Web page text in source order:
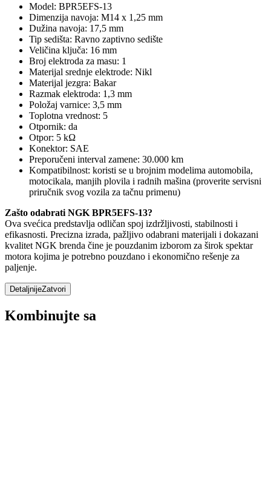
Model: BPR5EFS-13
Dimenzija navoja: M14 x 1,25 mm
Dužina navoja: 17,5 mm
Tip sedišta: Ravno zaptivno sedište
Veličina ključa: 16 mm
Broj elektroda za masu: 1
Materijal srednje elektrode: Nikl
Materijal jezgra: Bakar
Razmak elektroda: 1,3 mm
Položaj varnice: 3,5 mm
Toplotna vrednost: 5
Otpornik: da
Otpor: 5 kΩ
Konektor: SAE
Preporučeni interval zamene: 30.000 km
Kompatibilnost: koristi se u brojnim modelima automobila,
motocikala, manjih plovila i radnih mašina (proverite servisni
priručnik svog vozila za tačnu primenu)
Zašto odabrati NGK BPR5EFS-13?
Ova svećica predstavlja odličan spoj izdržljivosti, stabilnosti i
efikasnosti. Precizna izrada, pažljivo odabrani materijali i dokazani
kvalitet NGK brenda čine je pouzdanim izborom za širok spektar
motora kojima je potrebno pouzdano i ekonomično rešenje za
paljenje.
DetaljnijeZatvori
Kombinujte sa